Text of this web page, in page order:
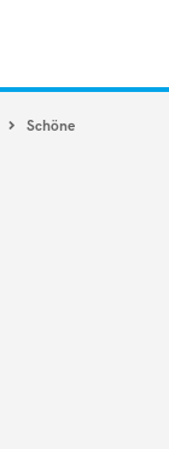
Schöne